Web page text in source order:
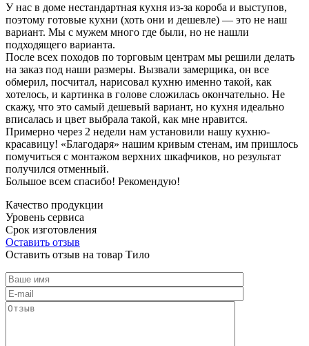
У нас в доме нестандартная кухня из-за короба и выступов,
поэтому готовые кухни (хоть они и дешевле) — это не наш
вариант. Мы с мужем много где были, но не нашли
подходящего варианта.
После всех походов по торговым центрам мы решили делать
на заказ под наши размеры. Вызвали замерщика, он все
обмерил, посчитал, нарисовал кухню именно такой, как
хотелось, и картинка в голове сложилась окончательно. Не
скажу, что это самый дешевый вариант, но кухня идеально
вписалась и цвет выбрала такой, как мне нравится.
Примерно через 2 недели нам установили нашу кухню-
красавицу! «Благодаря» нашим кривым стенам, им пришлось
помучиться с монтажом верхних шкафчиков, но результат
получился отменный.
Большое всем спасибо! Рекомендую!
Качество продукции
Уровень сервиса
Срок изготовления
Оставить отзыв
Оставить отзыв на товар Тило